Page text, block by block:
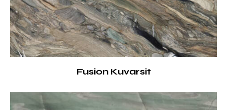
Fusion Kuvarsit